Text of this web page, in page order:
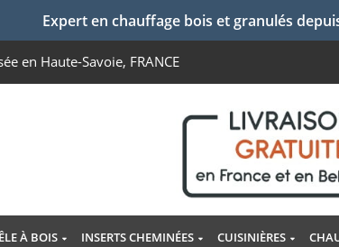
Expert en chauffage bois et granulés
en Haute-Savoie, FRANCE
À BOIS INSERTS CHEMINÉES CUISINIÈRES